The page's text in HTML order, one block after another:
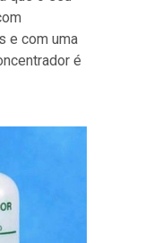
e com uma
é